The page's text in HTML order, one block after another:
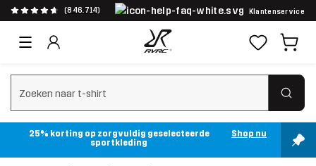
(846.714) Klantenservice
Zoeken wissen
25% korting op zorgvuldig geselecteerde
sportkleding
Shop nu